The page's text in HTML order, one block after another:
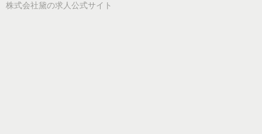
株式会社黛の求人公式サイト